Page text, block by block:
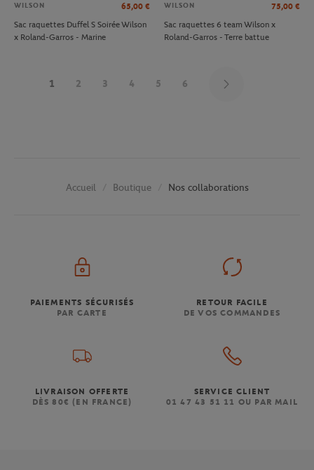
WILSON 65,00 €
Sac raquettes Duffel S Soirée Wilson
x Roland-Garros - Marine
WILSON 75,00 €
Sac raquettes 6 team Wilson x
Roland-Garros - Terre battue
1 2 3 4 5 6
Accueil Boutique Nos collaborations
PAIEMENTS SÉCURISÉS
PAR CARTE
RETOUR FACILE
DE VOS COMMANDES
LIVRAISON OFFERTE
DÈS 80€ (EN FRANCE)
SERVICE CLIENT
01 47 43 51 11 OU PAR MAIL